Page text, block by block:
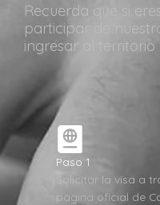
Recuerda que si
participar de
ingresar al
Paso 1
Solicitar la visa a
página oficial de